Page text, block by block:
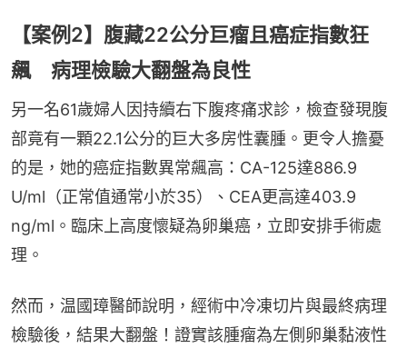
【案例2】腹藏22公分巨瘤且癌症指數狂
飆 病理檢驗大翻盤為良性
另一名61歲婦人因持續右下腹疼痛求診，檢查發現腹
部竟有一顆22.1公分的巨大多房性囊腫。更令人擔憂
的是，她的癌症指數異常飆高：CA-125達886.9
U/ml（正常值通常小於35）、CEA更高達403.9
ng/ml。臨床上高度懷疑為卵巢癌，立即安排手術處
理。
然而，温國璋醫師說明，經術中冷凍切片與最終病理
檢驗後，結果大翻盤！證實該腫瘤為左側卵巢黏液性